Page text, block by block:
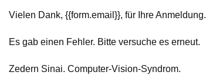
Vielen Dank, {{form.email}}, für Ihre Anmeldung.
Es gab einen Fehler. Bitte versuche es erneut.
Zedern Sinai. Computer-Vision-Syndrom.